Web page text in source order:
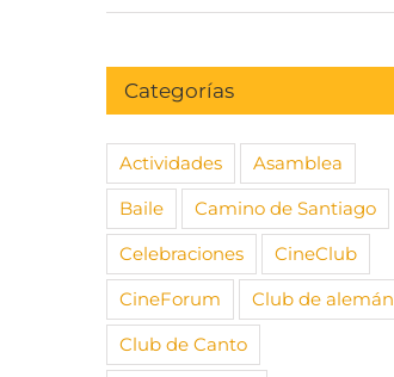
Categorías
Actividades
Asamblea
Baile
Camino de Santiago
Celebraciones
CineClub
CineForum
Club de alemán
Club de Canto